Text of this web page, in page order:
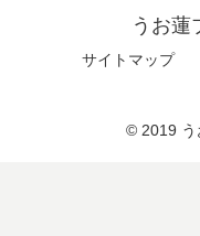
うお蓮
サイトマップ
© 2019 う